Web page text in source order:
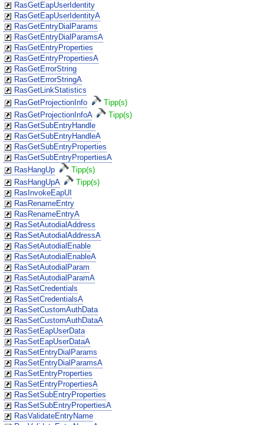
RasGetEapUserIdentity
RasGetEapUserIdentityA
RasGetEntryDialParams
RasGetEntryDialParamsA
RasGetEntryProperties
RasGetEntryPropertiesA
RasGetErrorString
RasGetErrorStringA
RasGetLinkStatistics
RasGetProjectionInfo
Tipp(s)
RasGetProjectionInfoA
Tipp(s)
RasGetSubEntryHandle
RasGetSubEntryHandleA
RasGetSubEntryProperties
RasGetSubEntryPropertiesA
RasHangUp
Tipp(s)
RasHangUpA
Tipp(s)
RasInvokeEapUI
RasRenameEntry
RasRenameEntryA
RasSetAutodialAddress
RasSetAutodialAddressA
RasSetAutodialEnable
RasSetAutodialEnableA
RasSetAutodialParam
RasSetAutodialParamA
RasSetCredentials
RasSetCredentialsA
RasSetCustomAuthData
RasSetCustomAuthDataA
RasSetEapUserData
RasSetEapUserDataA
RasSetEntryDialParams
RasSetEntryDialParamsA
RasSetEntryProperties
RasSetEntryPropertiesA
RasSetSubEntryProperties
RasSetSubEntryPropertiesA
RasValidateEntryName